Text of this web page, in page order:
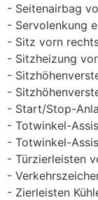
Seitenairbag
Servolenkung
Sitz vorn
Sitzheizung
Start/Stop-
Totwinkel-
Totwinkel-
Türzierleisten
Zierleisten